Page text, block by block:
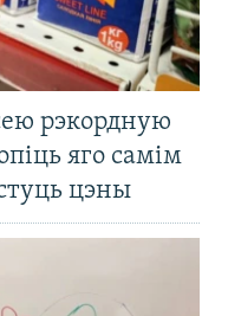
рэкордную
яго самім
цэны